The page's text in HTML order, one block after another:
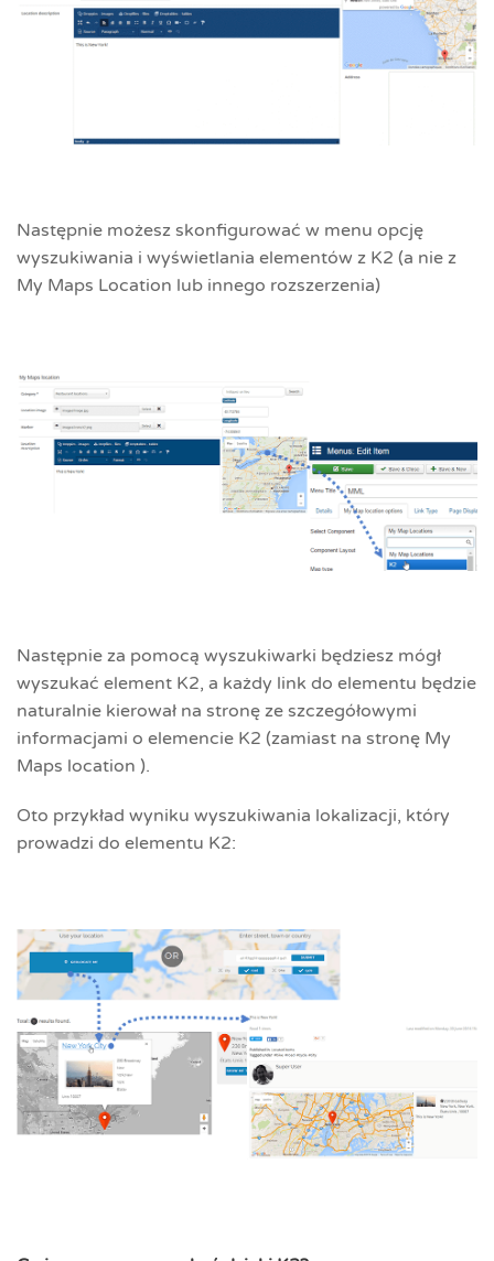
Następnie możesz skonfigurować w menu opcję
wyszukiwania i wyświetlania elementów z K2 (a nie z
My Maps Location lub innego rozszerzenia)
Następnie za pomocą wyszukiwarki będziesz mógł
wyszukać element K2, a każdy link do elementu będzie
naturalnie kierował na stronę ze szczegółowymi
informacjami o elemencie K2 (zamiast na stronę My
Maps location ).
Oto przykład wyniku wyszukiwania lokalizacji, który
prowadzi do elementu K2: